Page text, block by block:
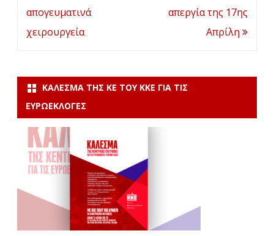
απογευματινά
χειρουργεία
απεργία της 17ης
Απρίλη
ΚΆΛΕΣΜΑ ΤΗΣ ΚΕ ΤΟΥ ΚΚΕ ΓΙΑ ΤΙΣ
ΕΥΡΩΕΚΛΟΓΈΣ